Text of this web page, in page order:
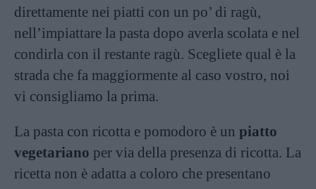
direttamente nei piatti con un po’ di ragù,
nell’impiattare la pasta dopo averla scolata e nel
condirla con il restante ragù. Scegliete qual è la
strada che fa maggiormente al caso vostro, noi
vi consigliamo la prima.
La pasta con ricotta e pomodoro è un piatto
vegetariano per via della presenza di ricotta. La
ricetta non è adatta a coloro che presentano